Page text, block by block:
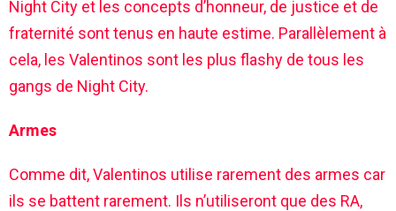
Night City et les concepts d’honneur, de justice et de
fraternité sont tenus en haute estime. Parallèlement à
cela, les Valentinos sont les plus flashy de tous les
gangs de Night City.
Armes
Comme dit, Valentinos utilise rarement des armes car
ils se battent rarement. Ils n’utiliseront que des RA,